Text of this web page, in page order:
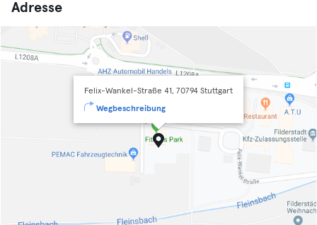
Adresse
Felix-Wankel-Straße 41, 70794 Stuttgart
Wegbeschreibung